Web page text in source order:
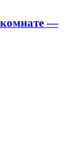
комнате —